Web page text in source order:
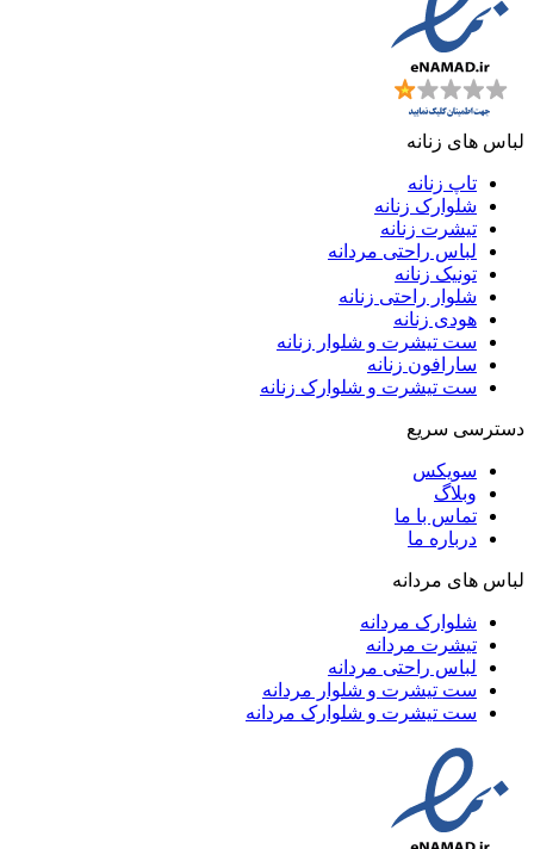
لباس های زنانه
تاپ زنانه
شلوارک زنانه
تیشرت زنانه
لباس راحتی مردانه
تونیک زنانه
شلوار راحتی زنانه
هودی زنانه
ست تیشرت و شلوار زنانه
سارافون زنانه
ست تیشرت و شلوارک زنانه
دسترسی سریع
سویکس
وبلاگ
تماس با ما
درباره ما
لباس های مردانه
شلوارک مردانه
تیشرت مردانه
لباس راحتی مردانه
ست تیشرت و شلوار مردانه
ست تیشرت و شلوارک مردانه